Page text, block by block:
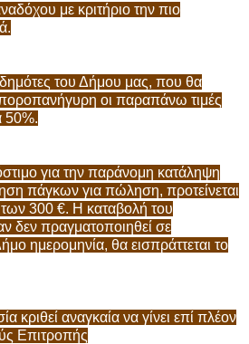
με κριτήριο την πιο
του Δήμου μας, που θα
οι παραπάνω τιμές
50%.
για την παράνομη κατάληψη
πάγκων για πώληση, προτείνεται
300 €. Η καταβολή του
δεν πραγματοποιηθεί σε
ημερομηνία, θα εισπράττεται το
κριθεί αναγκαία να γίνει επί πλέον
Επιτροπής